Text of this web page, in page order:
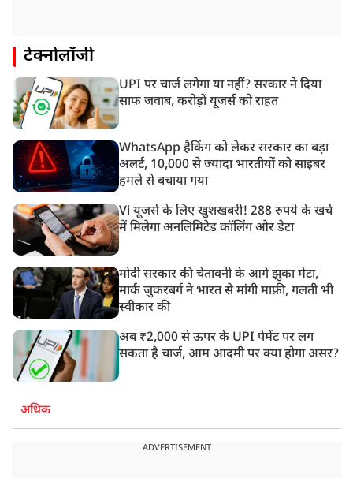
टेक्नोलॉजी
UPI पर चार्ज लगेगा या नहीं? सरकार ने दिया
साफ जवाब, करोड़ों यूजर्स को राहत
WhatsApp हैकिंग को लेकर सरकार का बड़ा
अलर्ट, 10,000 से ज्यादा भारतीयों को साइबर
हमले से बचाया गया
Vi यूजर्स के लिए खुशखबरी! 288 रुपये के खर्च
में मिलेगा अनलिमिटेड कॉलिंग और डेटा
मोदी सरकार की चेतावनी के आगे झुका मेटा,
मार्क ज़ुकरबर्ग ने भारत से मांगी माफ़ी, गलती भी
स्वीकार की
अब ₹2,000 से ऊपर के UPI पेमेंट पर लग
सकता है चार्ज, आम आदमी पर क्या होगा असर?
अधिक
ADVERTISEMENT